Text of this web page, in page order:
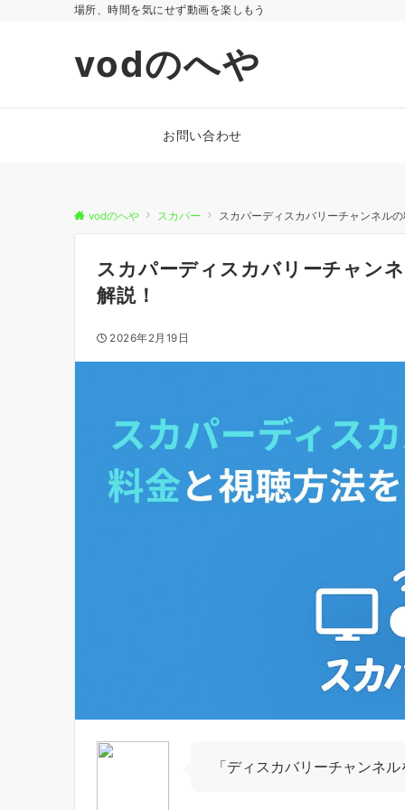
場所、時間を気にせず動画を楽しもう
vodのへや
お問い合わせ
vodのへや スカパー スカパーディスカバリーチャンネル
スカパーディスカバリーチャン
解説！
2026年2月19日
「ディスカバリーチャンネ